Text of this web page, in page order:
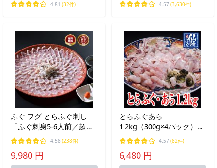
4.81 (32件) 4.57 (3,630件)
ふぐ フグ とらふぐ刺し
「ふぐ刺身5-6人前／超
冷」
4.58 (238件)
9,980 円
とらふぐあら
1.2kg（300g×4パック）急
凍 【山口県産仙崎ふぐ】
4.57 (82件)
6,480 円